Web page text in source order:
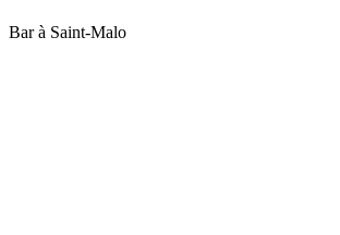
Bar à Saint-Malo